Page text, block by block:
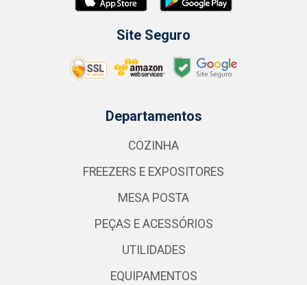
Site Seguro
Departamentos
COZINHA
FREEZERS E EXPOSITORES
MESA POSTA
PEÇAS E ACESSÓRIOS
UTILIDADES
EQUIPAMENTOS